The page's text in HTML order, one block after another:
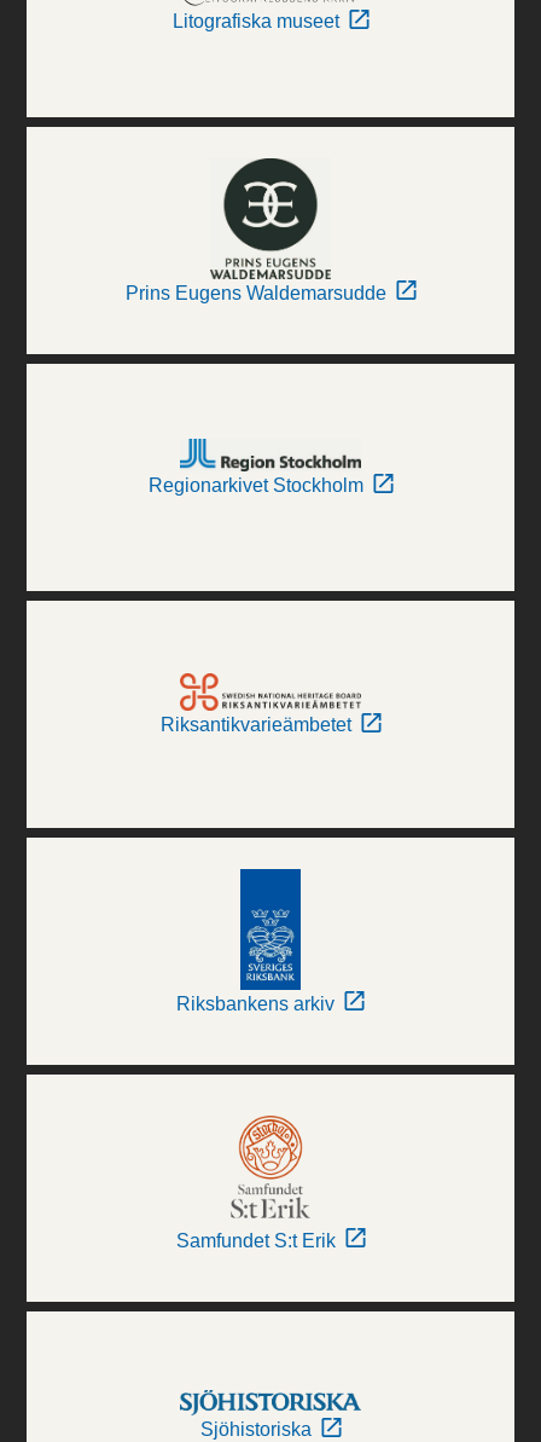
Litografiska museet
Prins Eugens Waldemarsudde
Regionarkivet Stockholm
Riksantikvarieämbetet
Riksbankens arkiv
Samfundet S:t Erik
Sjöhistoriska